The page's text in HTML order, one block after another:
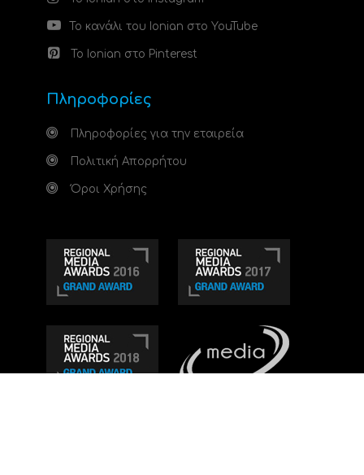
Το κανάλι του Ionian στο YouTube
Το Ionian στο Pinterest
Πληροφορίες
Πληροφορίες για την εταιρεία
Πολιτική Απορρήτου
Όροι Χρήσης